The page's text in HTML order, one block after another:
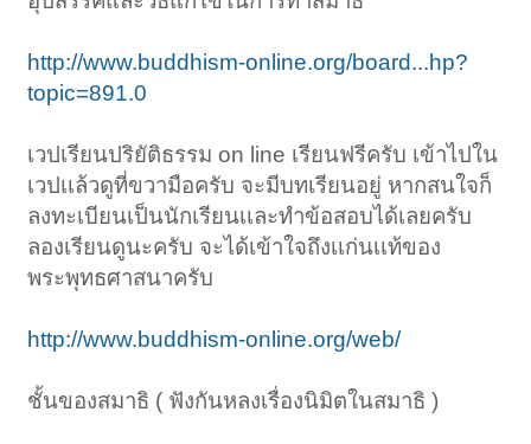
http://www.buddhism-online.org/board...hp?
topic=891.0
เวปเรียนปริยัติธรรม on line เรียนฟรีครับ เข้าไปใน
เวปเเล้วดูที่ขวามือครับ จะมีบทเรียนอยู่ หากสนใจก็
ลงทะเบียนเป็นนักเรียนเเละทําข้อสอบได้เลยครับ
ลองเรียนดูนะครับ จะได้เข้าใจถึงเเก่นเเท้ของ
พระพุทธศาสนาครับ
http://www.buddhism-online.org/web/
ชั้นของสมาธิ ( ฟังกันหลงเรื่องนิมิตในสมาธิ )